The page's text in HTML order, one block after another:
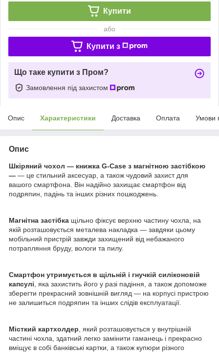
Купити
або
Купити з
Що таке купити з Пром?
Замовлення під захистом
Опис Характеристики Доставка Оплата Умови
Опис
Шкіряний чохол — книжка G-Case з магнітною застібкою
— — це стильний аксесуар, а також чудовий захист для
вашого смартфона. Він надійно захищає смартфон від
подряпин, падінь та інших різних пошкоджень.
Магнітна застібка щільно фіксує верхню частину чохла, на
якій розташовується металева накладка — завдяки цьому
мобільний пристрій завжди захищений від небажаного
потрапляння бруду, вологи та пилу.
Смартфон утримується в щільній і гнучкій силіконовій
капсулі , яка захистить його у разі падіння, а також допоможе
зберегти прекрасний зовнішній вигляд — на корпусі пристрою
не залишиться подряпин та інших слідів експлуатації.
Місткий картхолдер , який розташовується у внутрішній
частині чохла, здатний легко замінити гаманець і прекрасно
вміщує в собі банківські картки, а також купюри різного